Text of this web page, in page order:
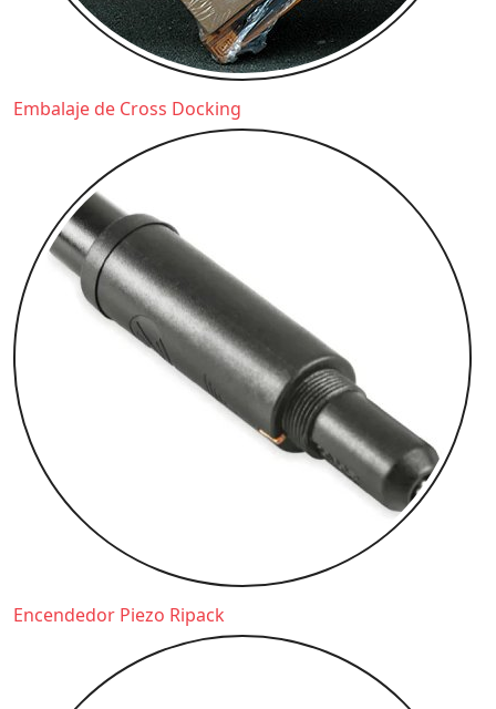
Embalaje de Cross Docking
Encendedor Piezo Ripack